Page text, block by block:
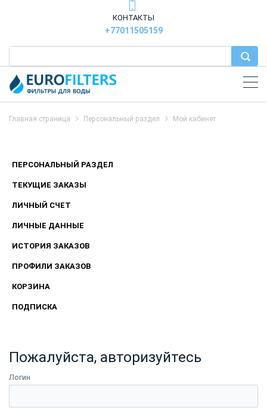
КОНТАКТЫ
+77011505159
Главная страница Персональный раздел Мой кабинет
ПЕРСОНАЛЬНЫЙ РАЗДЕЛ
ТЕКУЩИЕ ЗАКАЗЫ
ЛИЧНЫЙ СЧЕТ
ЛИЧНЫЕ ДАННЫЕ
ИСТОРИЯ ЗАКАЗОВ
ПРОФИЛИ ЗАКАЗОВ
КОРЗИНА
ПОДПИСКА
Пожалуйста, авторизуйтесь
Логин